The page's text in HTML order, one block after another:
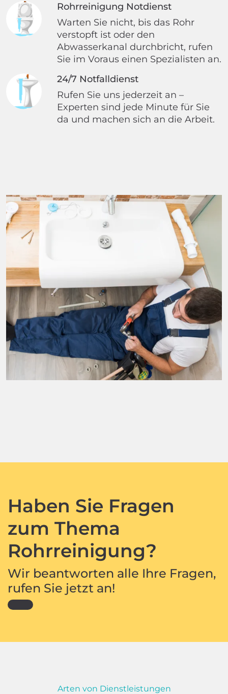
Rohrreinigung Notdienst
Warten Sie nicht, bis das Rohr
verstopft ist oder den
Abwasserkanal durchbricht, rufen
Sie im Voraus einen Spezialisten an.
24/7 Notfalldienst
Rufen Sie uns jederzeit an –
Experten sind jede Minute für Sie
da und machen sich an die Arbeit.
Haben Sie Fragen
zum Thema
Rohrreinigung?
Wir beantworten alle Ihre Fragen,
rufen Sie jetzt an!
Arten von Dienstleistungen